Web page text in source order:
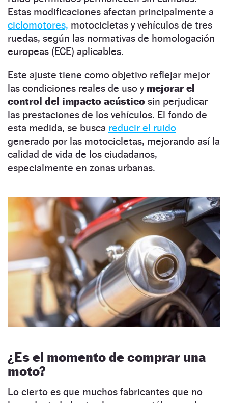
Estas modificaciones afectan principalmente a
ciclomotores, motocicletas y vehículos de tres
ruedas, según las normativas de homologación
europeas (ECE) aplicables.
Este ajuste tiene como objetivo reflejar mejor
las condiciones reales de uso y mejorar el
control del impacto acústico sin perjudicar
las prestaciones de los vehículos. El fondo de
esta medida, se busca reducir el ruido
generado por las motocicletas, mejorando así la
calidad de vida de los ciudadanos,
especialmente en zonas urbanas.
¿Es el momento de comprar una
moto?
Lo cierto es que muchos fabricantes que no